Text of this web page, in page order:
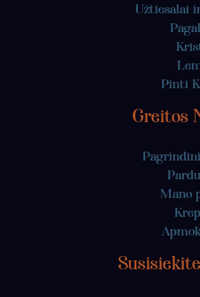
Užtiesalai
Pinti
Greitos
Mano